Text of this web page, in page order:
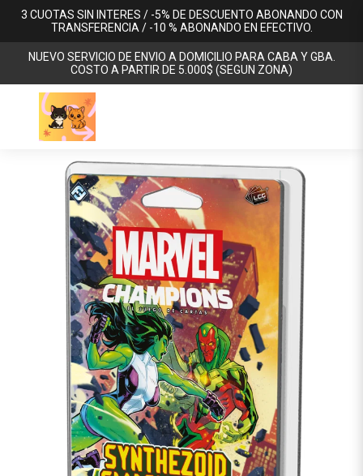
3 CUOTAS SIN INTERES / -5% DE DESCUENTO ABONANDO CON
TRANSFERENCIA / -10 % ABONANDO EN EFECTIVO.
NUEVO SERVICIO DE ENVIO A DOMICILIO PARA CABA Y GBA.
COSTO A PARTIR DE 5.000$ (SEGUN ZONA)